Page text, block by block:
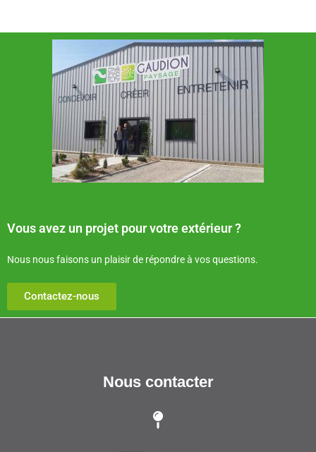
Vous avez un projet pour votre extérieur ?
Nous nous faisons un plaisir de répondre à vos questions.
Contactez-nous
Nous contacter